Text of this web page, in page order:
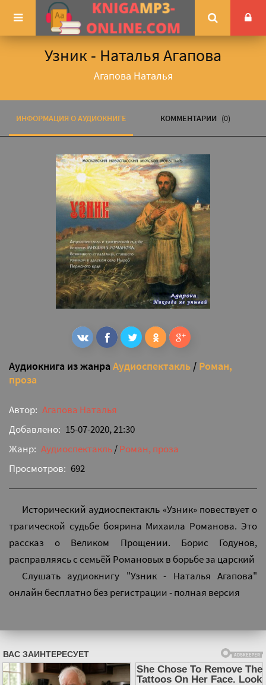
Узник - Наталья Агапова
Агапова Наталья
ИНФОРМАЦИЯ О АУДИОКНИГЕ КОММЕНТАРИИ (0)
Аудиокнига из жанра Аудиоспектакль / Роман,
проза
Автор: Агапова Наталья
Добавлено: 15-07-2020, 21:30
Жанр: Аудиоспектакль/Роман, проза
Просмотров: 692
Исторический аудиоспектакль «Узник» повествует о
трагической судьбе боярина Михаила Романова. Это
рассказ о Великом Прощении. Борис Годунов,
расправляясь с семьёй Романовых в борьбе за царский
Слушать аудиокнигу "Узник - Наталья Агапова"
онлайн бесплатно без регистрации - полная версия